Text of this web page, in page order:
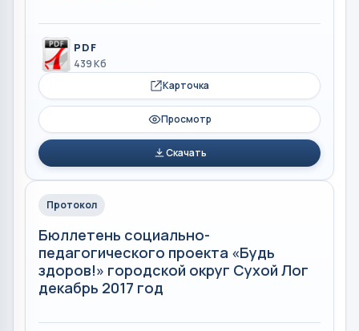
PDF
439 Кб
Карточка
Просмотр
Скачать
Протокол
Бюллетень социально-
педагогического проекта «Будь
здоров!» городской округ Сухой Лог
декабрь 2017 год